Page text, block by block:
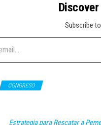
Subscribe
CONGRESO
Estrategia para Rescatar a